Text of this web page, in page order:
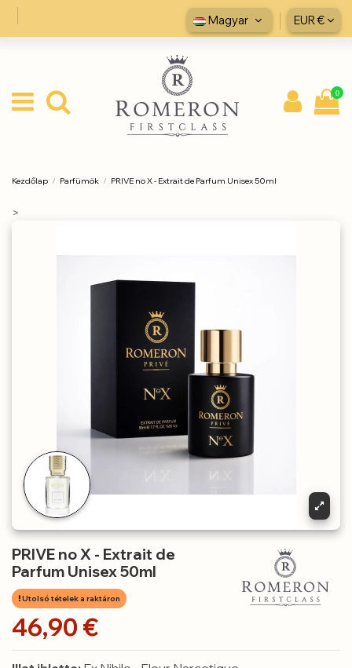
Magyar EUR €
0
Kezdőlap Parfümök PRIVE no X - Extrait de Parfum Unisex 50ml
>
PRIVE no X - Extrait de
Parfum Unisex 50ml
Utolsó tételek a raktáron
46,90 €